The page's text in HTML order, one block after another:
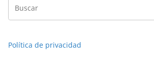
Política de privacidad